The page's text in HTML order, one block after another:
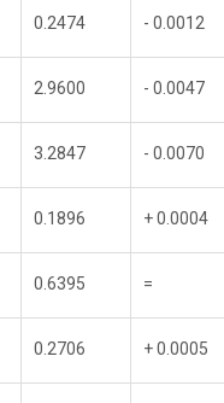
0.2474 - 0.0012
2.9600 - 0.0047
3.2847 - 0.0070
0.1896 + 0.0004
0.6395 =
0.2706 + 0.0005